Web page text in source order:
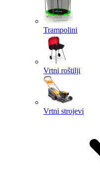
Trampolini
Vrtni roštilji
Vrtni strojevi